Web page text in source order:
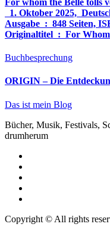
1. Oktober 2025,
Ausgabe ‏ : ‎ 848 Seiten, ISBN-13 ‏ : ‎ 978-3764533694,
Originaltitel ‏ :
Buchbesprechung
ORIGIN – Die
Das ist mein Blog
Bücher, Musik, Festivals,
drumherum
Copyright © All rights